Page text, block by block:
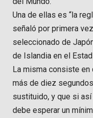
Una de ellas es “la
señaló por primera
seleccionado de
de Islandia en el
La misma consiste en
más de diez
sustituido, y que si
debe esperar un